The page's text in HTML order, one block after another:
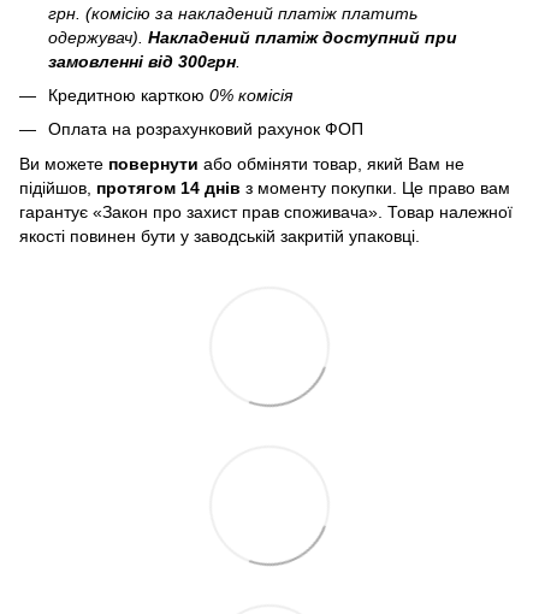
грн. (комісію за накладений платіж платить
одержувач). Накладений платіж доступний при
замовленні від 300грн
Кредитною карткою 0% комісія
Оплата на розрахунковий рахунок ФОП
Ви можете повернути або обміняти товар, який Вам не
підійшов, протягом 14 днів з моменту покупки. Це право вам
гарантує «Закон про захист прав споживача». Товар належної
якості повинен бути у заводській закритій упаковці.